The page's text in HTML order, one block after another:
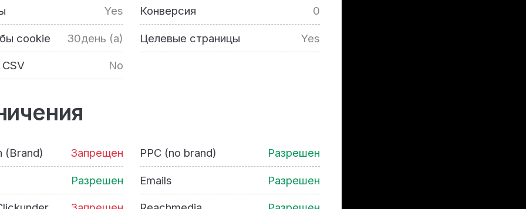
Yes Конверсия 0
cookie 30день (а) Целевые страницы Yes
No
(Brand) Запрещен PPC (no brand) Разрешен
Разрешен Emails Разрешен